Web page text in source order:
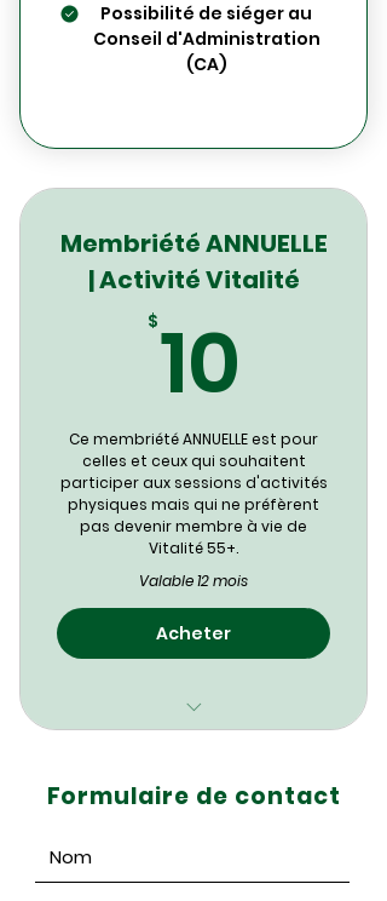
Possibilité de siéger au
Conseil d'Administration
(CA)
Membriété ANNUELLE
| Activité Vitalité
$10
Ce membriété ANNUELLE est pour
celles et ceux qui souhaitent
participer aux sessions d'activités
physiques mais qui ne préfèrent
pas devenir membre à vie de
Vitalité 55+.
Valable 12 mois
Acheter
2026
V55+
Formulaire de contact